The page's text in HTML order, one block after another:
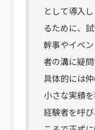
として導入
るために、
幹事やイベ
者の溝に疑問
具体的には
小さな実績
経験者を呼